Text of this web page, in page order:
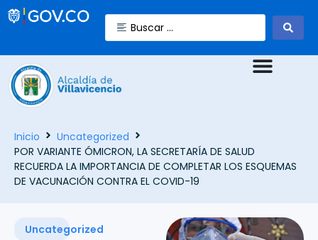
Inicio
Uncategorized
POR VARIANTE ÓMICRON, LA SECRETARÍA DE SALUD
RECUERDA LA IMPORTANCIA DE COMPLETAR LOS ESQUEMAS
DE VACUNACIÓN CONTRA EL COVID-19
Uncategorized